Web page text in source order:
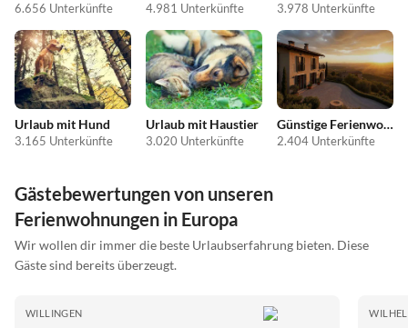
6.656 Unterkünfte 4.981 Unterkünfte 3.978 Unterkünfte
Urlaub mit Hund
3.165 Unterkünfte
Urlaub mit Haustier
3.020 Unterkünfte
Günstige Ferienwohnungen
2.404 Unterkünfte
Gästebewertungen von unseren
Ferienwohnungen in Europa
Wir wollen dir immer die beste Urlaubserfahrung bieten. Diese
Gäste sind bereits überzeugt.
WILLINGEN